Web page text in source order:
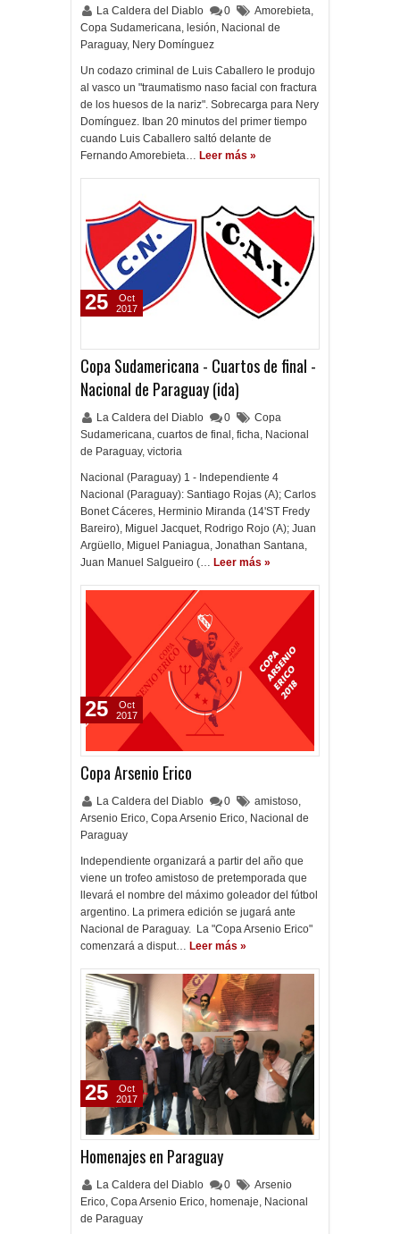
La Caldera del Diablo 0 Amorebieta,
Copa Sudamericana, lesión, Nacional de
Paraguay, Nery Domínguez
Un codazo criminal de Luis Caballero le produjo
al vasco un "traumatismo naso facial con fractura
de los huesos de la nariz". Sobrecarga para Nery
Domínguez. Iban 20 minutos del primer tiempo
cuando Luis Caballero saltó delante de
Fernando Amorebieta… Leer más »
Copa Sudamericana - Cuartos de final -
Nacional de Paraguay (ida)
La Caldera del Diablo 0
Copa
Sudamericana, cuartos de final , ficha, Nacional
de Paraguay, victoria
Nacional (Paraguay) 1 - Independiente 4
Nacional (Paraguay): Santiago Rojas (A); Carlos
Bonet Cáceres, Herminio Miranda (14'ST Fredy
Bareiro), Miguel Jacquet, Rodrigo Rojo (A); Juan
Argüello, Miguel Paniagua, Jonathan Santana,
Juan Manuel Salgueiro (… Leer más »
25
Oct
2017
Copa Arsenio Erico
La Caldera del Diablo 0 amistoso,
Arsenio Erico, Copa Arsenio Erico, Nacional de
Paraguay
Independiente organizará a partir del año que
viene un trofeo amistoso de pretemporada que
llevará el nombre del máximo goleador del fútbol
argentino. La primera edición se jugará ante
Nacional de Paraguay. La "Copa Arsenio Erico"
comenzará a disput… Leer más »
25
Oct
2017
Homenajes en Paraguay
La Caldera del Diablo 0
Arsenio
Erico, Copa Arsenio Erico, homenaje, Nacional
de Paraguay
25
Oct
2017